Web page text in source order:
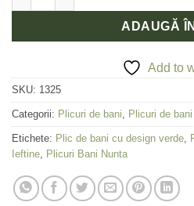
ADAUGĂ
Add to
SKU: 1325
Categorii: Plicuri de bani Plicuri de
Etichete: Plic de bani cu design verde
Ieftine Plicuri Bani Nunta